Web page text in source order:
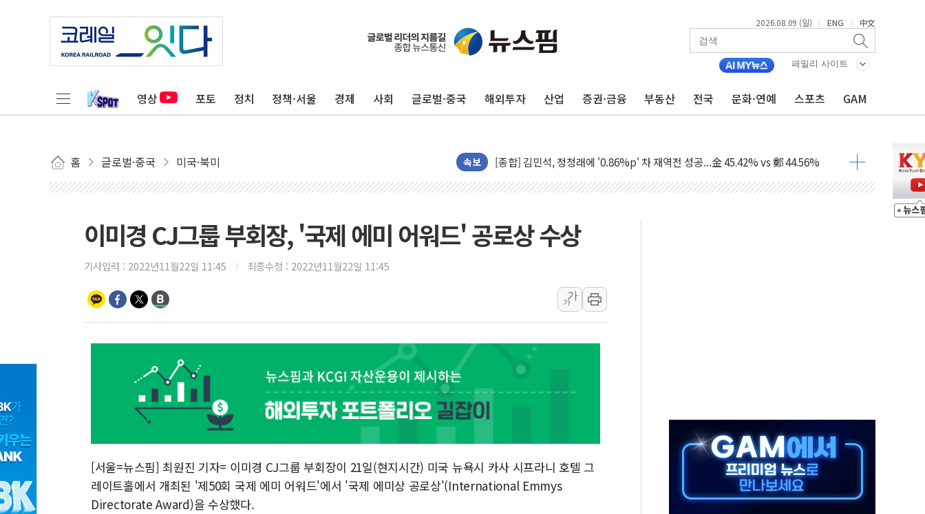
2026.08.09 (일) | ENG | 中文
패밀리 사이트
영상 포토 정치 정책·서울 경제 사회 글로벌·중국 해외투자 산업 증권·금융 부동산 전국 문화·연예 스포츠 GAM
홈 글로벌·중국 미국·북미 속보
포항시 재난예산 40억 긴급 투입…고수온 양식장 복구·지원 '총력'
울진·영덕 '호우특보'-포항 '산사태 주의보'...경북도, 호우 피해·통제구간 없어
인천 합동연설회 나선 송영길·정청래·김민석 당대표 후보
김민석, 2주차 제주·인천 경선서 정청래에 승리...47.75% vs 42.08%
[속보] 민주, 제주·인천 경선 결과 발표...김민석 47.75% 정청래 42.08%
[속보] 민주, 인천 경선 결과 발표...김민석 45.09% 정청래 43.27% 송영길 11.63%
이번주 국내 주요 금융일정(8.10~8.14)
美, 이란전 출구전략 만지작…공습 한계·탄약 부족 현실화
강릉·동해·삼척 시간당 최대 50㎜ 폭우…강원 동해안 강한 비 이어져
폐기물 수거하다 참변…60대 환경미화원 수거차에 치여 사망
서울 중랑구 주택가서 흉기 난동…60대 남성 2명 숨져
李대통령 "결혼 때문에 손해 보는 일 없게"…'결혼 페널티' 22개 과제 손본다
추미애, '위안부' 피해자 기림의 날 참석..."국제적 시민 연대로 목소리 내야"
인천 선재도 갯벌서 해루질 중 실종 60대 나흘만에 숨진 채 발견
인천서 말다툼 중 어머니 흉기 살해 10대 아들 체포
'화합' 꺼낸 김민석에 '뻔뻔' 받아친 정청래…제주 연설서 신경전 고조
이미경 CJ그룹 부회장, '국제 에미 어워드' 공로상 수상
기사입력 : 2022년11월22일 11:45 최종수정 : 2022년11월22일 11:45
가
가
[서울=뉴스핌] 최원진 기자= 이미경 CJ그룹 부회장이 21일(현지시간) 미국 뉴욕시 카사 시프라니 호텔 그
레이트홀에서 개최된 '제50회 국제 에미 어워드'에서 '국제 에미상 공로상'(International Emmys
Directorate Award)을 수상했다.